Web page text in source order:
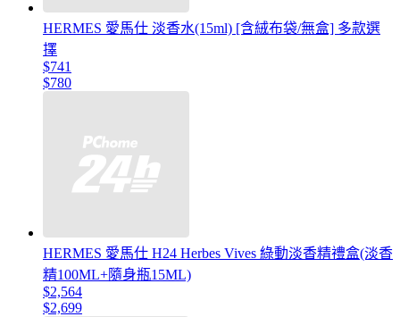
HERMES 愛馬仕 淡香水(15ml) [含絨布袋/無盒] 多款選
擇
$741
$780
HERMES 愛馬仕 H24 Herbes Vives 綠動淡香精禮盒(淡香
精100ML+隨身瓶15ML)
$2,564
$2,699